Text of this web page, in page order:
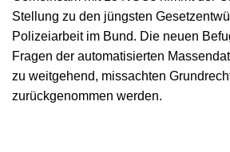
Stellung zu den jüngsten
Polizeiarbeit im Bund. Die neuen
Fragen der automatisierten
zu weitgehend, missachten
zurückgenommen werden.